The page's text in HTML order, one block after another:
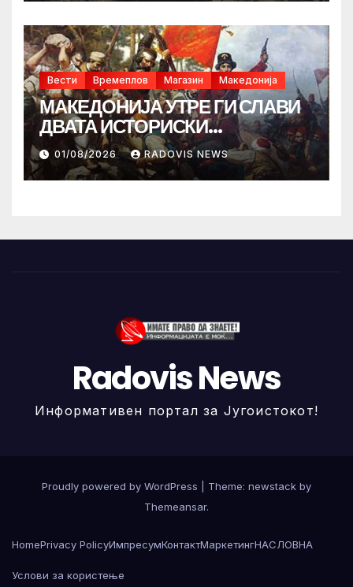
Вести Времеплов Магазин Македонија
МАКЕДОНИЈА УТРЕ ГИ СЛАВИ
ДВАТА ИСТОРИСКИ
ИЛИНДЕНА!
01/08/2026 RADOVIS NEWS
Radovis News
Информативен портал за Југоистокот!
Proudly powered by WordPress
Theme: newstack by
Themeansar.
HomePrivacy PolicyИмпресумКонтактМаркетингНАСЛОВНА
Услови за користење